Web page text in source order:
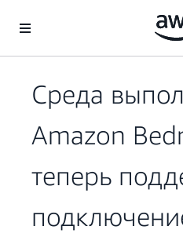
Перейти к главному контенту
Среда
Amazon
теперь